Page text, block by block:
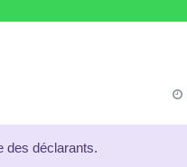
des déclarants.